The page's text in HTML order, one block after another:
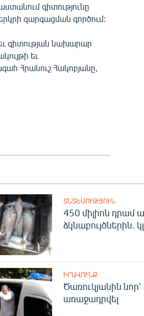
գիտությունը
զարգացման գործում:
գիտության նախարար
եւ
Հրանուշ Հակոբյանը,
ՏՆՏԵՍՈՒԹՅՈՒՆ
450 միլիոն դրամ
ձկնաբույծներին.
ԻՐԱՎՈՒՆՔ
Ծառուկյանին
առաջադրվել